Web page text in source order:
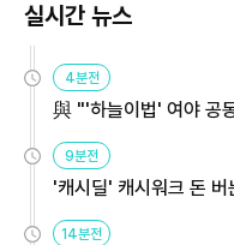
실시간 뉴스
4분전
與 "'하늘이법' 여야 공
9분전
'캐시딜' 캐시워크 돈 버
14분전